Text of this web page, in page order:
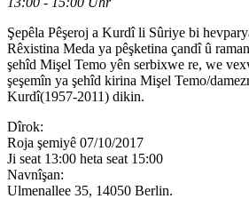
Şepêla Pêşeroj a Kurdî li Sûriye bi
Rêxistina Meda ya pêşketina çandî û
şehîd Mişel Temo yên serbixwe re, we
şeşemîn ya şehîd kirina Mişel Temo/
Kurdî(1957-2011) dikin.
Dîrok:
Roja şemiyê 07/10/2017
Ji seat 13:00 heta seat 15:00
Navnîşan:
Ulmenallee 35, 14050 Berlin.